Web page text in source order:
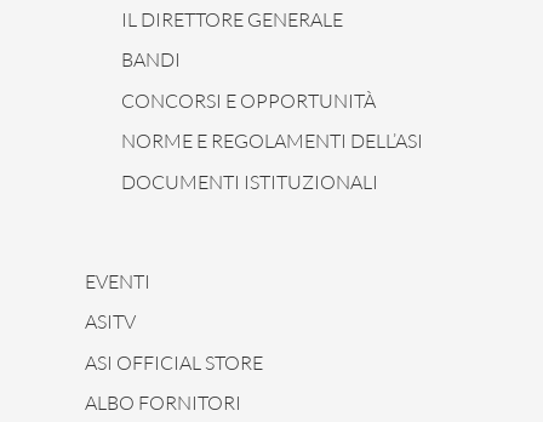
IL DIRETTORE GENERALE
BANDI
CONCORSI E OPPORTUNITÀ
NORME E REGOLAMENTI DELL’ASI
DOCUMENTI ISTITUZIONALI
EVENTI
ASITV
ASI OFFICIAL STORE
ALBO FORNITORI